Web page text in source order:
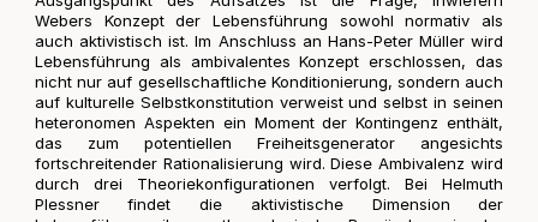
Webers Konzept der Lebensführung sowohl normativ als
auch aktivistisch ist. Im Anschluss an Hans-Peter Müller wird
Lebensführung als ambivalentes Konzept erschlossen, das
nicht nur auf gesellschaftliche Konditionierung, sondern auch
auf kulturelle Selbstkonstitution verweist und selbst in seinen
heteronomen Aspekten ein Moment der Kontingenz enthält,
das zum potentiellen Freiheitsgenerator angesichts
fortschreitender Rationalisierung wird. Diese Ambivalenz wird
durch drei Theoriekonfigurationen verfolgt. Bei Helmuth
Plessner findet die aktivistische Dimension der